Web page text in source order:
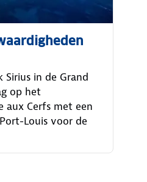
Sirius in de Grand
op het
aux Cerfs met een
Louis voor de